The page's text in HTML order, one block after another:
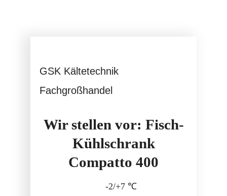
GSK Kältetechnik
Fachgroßhandel
Wir stellen vor: Fisch-
Kühlschrank
Compatto 400
-2/+7 ℃